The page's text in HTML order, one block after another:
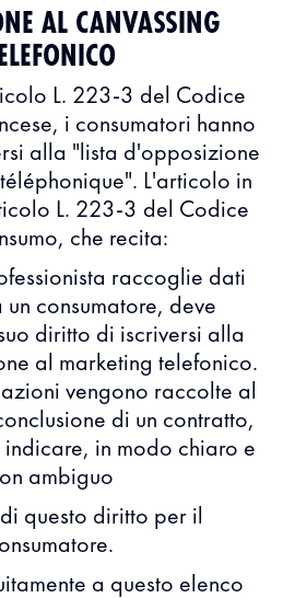
AL CANVASSING
L. 223-3 del Codice
i consumatori hanno
alla "lista d'opposizione
L'articolo in
L. 223-3 del Codice
che recita:
raccoglie dati
consumatore, deve
diritto di iscriversi alla
al marketing telefonico.
vengono raccolte al
di un contratto,
in modo chiaro e
ambiguo
questo diritto per il
a questo elenco